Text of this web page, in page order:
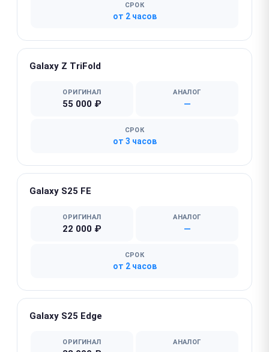
СРОК
от 2 часов
Galaxy Z TriFold
ОРИГИНАЛ
55 000 ₽
АНАЛОГ
—
СРОК
от 3 часов
Galaxy S25 FE
ОРИГИНАЛ
22 000 ₽
АНАЛОГ
—
СРОК
от 2 часов
Galaxy S25 Edge
ОРИГИНАЛ АНАЛОГ